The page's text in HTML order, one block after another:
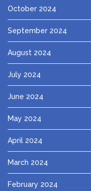
October 2024
September 2024
August 2024
July 2024
June 2024
May 2024
April 2024
March 2024
February 2024